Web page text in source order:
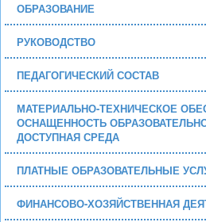
ОБРАЗОВАНИЕ
РУКОВОДСТВО
ПЕДАГОГИЧЕСКИЙ СОСТАВ
МАТЕРИАЛЬНО-ТЕХНИЧЕСКОЕ
ОСНАЩЕННОСТЬ
ДОСТУПНАЯ СРЕДА
ПЛАТНЫЕ ОБРАЗОВАТЕЛЬНЫЕ
ФИНАНСОВО-ХОЗЯЙСТВЕННАЯ